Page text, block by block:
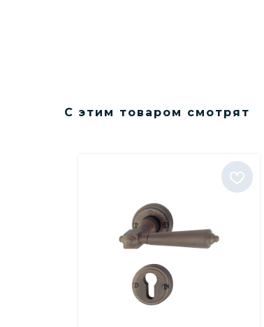
С этим товаром смотрят